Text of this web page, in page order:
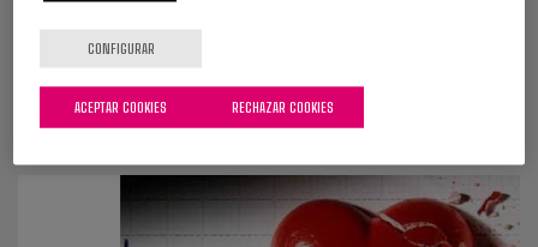
servicios de atención a personas mayores un interés
creciente por la Atención Centrada en la...
CONFIGURAR
RECHAZAR COOKIES
ACEPTAR COOKIES